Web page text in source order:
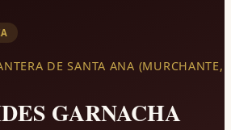
DE SANTA ANA (MURCHANTE,
GARNACHA